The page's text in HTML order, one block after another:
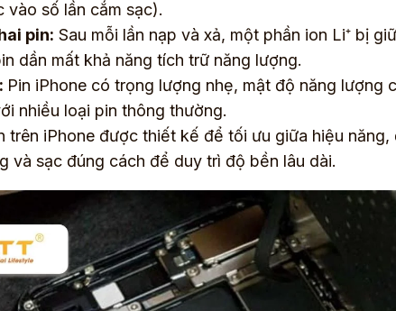
vào số lần cắm sạc).
pin: Sau mỗi lần nạp và xả, một phần ion Li⁺ bị
dần mất khả năng tích trữ năng lượng.
Pin iPhone có trọng lượng nhẹ, mật độ năng lượng
nhiều loại pin thông thường.
trên iPhone được thiết kế để tối ưu giữa hiệu
và sạc đúng cách để duy trì độ bền lâu dài.